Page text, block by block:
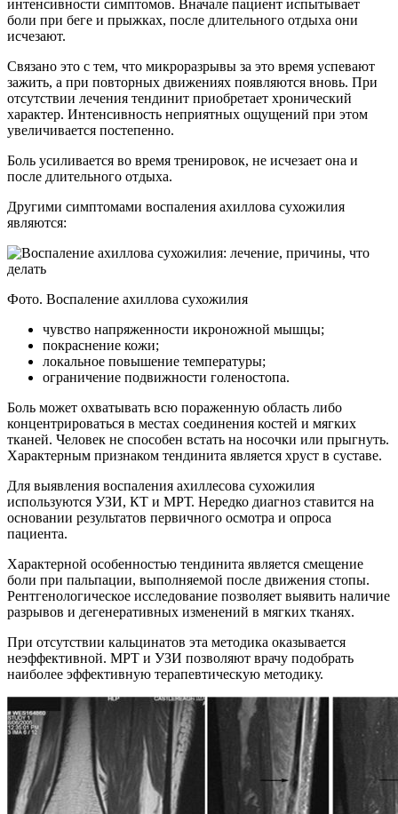
интенсивности симптомов. Вначале пациент испытывает
боли при беге и прыжках, после длительного отдыха они
исчезают.
Связано это с тем, что микроразрывы за это время успевают
зажить, а при повторных движениях появляются вновь. При
отсутствии лечения тендинит приобретает хронический
характер. Интенсивность неприятных ощущений при этом
увеличивается постепенно.
Боль усиливается во время тренировок, не исчезает она и
после длительного отдыха.
Другими симптомами воспаления ахиллова сухожилия
являются:
Фото. Воспаление ахиллова сухожилия
чувство напряженности икроножной мышцы;
покраснение кожи;
локальное повышение температуры;
ограничение подвижности голеностопа.
Боль может охватывать всю пораженную область либо
концентрироваться в местах соединения костей и мягких
тканей. Человек не способен встать на носочки или прыгнуть.
Характерным признаком тендинита является хруст в суставе.
Для выявления воспаления ахиллесова сухожилия
используются УЗИ, КТ и МРТ. Нередко диагноз ставится на
основании результатов первичного осмотра и опроса
пациента.
Характерной особенностью тендинита является смещение
боли при пальпации, выполняемой после движения стопы.
Рентгенологическое исследование позволяет выявить наличие
разрывов и дегенеративных изменений в мягких тканях.
При отсутствии кальцинатов эта методика оказывается
неэффективной. МРТ и УЗИ позволяют врачу подобрать
наиболее эффективную терапевтическую методику.